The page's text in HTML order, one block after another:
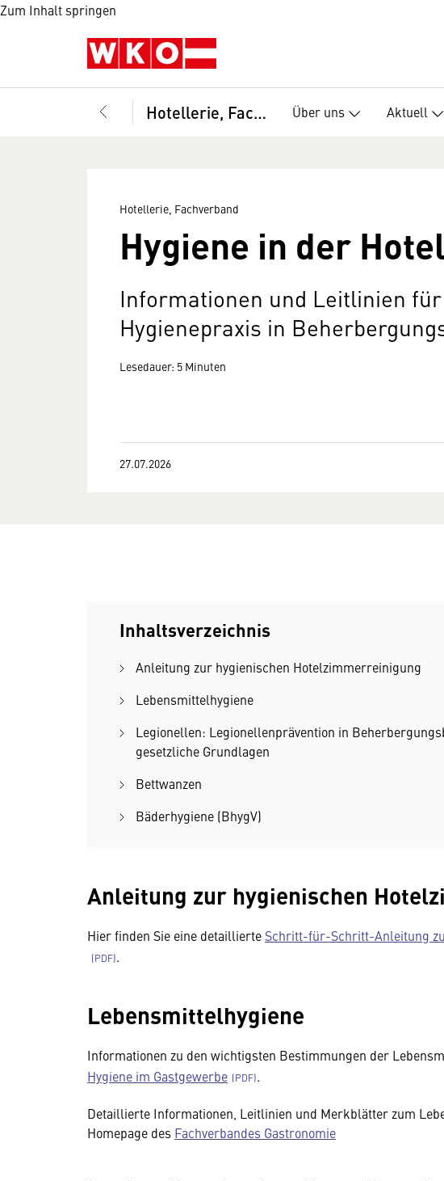
Zum Inhalt springen
Hotellerie, Fachverband Über uns Aktuell
Hotellerie, Fachverband
Hygiene in der
Informationen und Leitlinien
Hygienepraxis in
Lesedauer: 5 Minuten
27.07.2026
Inhaltsverzeichnis
Anleitung zur hygienischen Hotelzimmerreinigung
Lebensmittelhygiene
Legionellen: Legionellenprävention in
gesetzliche Grundlagen
Bettwanzen
Bäderhygiene (BhygV)
Anleitung zur hygienischen
Hier finden Sie eine detaillierte Schritt-für-Schritt-Anleitung
.
Lebensmittelhygiene
Informationen zu den wichtigsten Bestimmungen der
Hygiene im Gastgewerbe
.
Detaillierte Informationen, Leitlinien und Merkblätter zum
Homepage des Fachverbandes Gastronomie